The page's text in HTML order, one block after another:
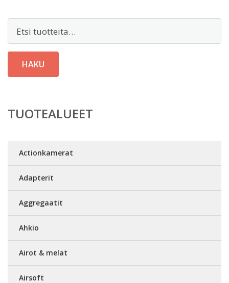
HAKU
TUOTEALUEET
Actionkamerat
Adapterit
Aggregaatit
Ahkio
Airot & melat
Airsoft